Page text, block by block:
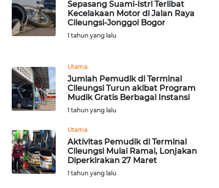
Sepasang Suami-Istri Terlibat
Kecelakaan Motor di Jalan Raya
Cileungsi-Jonggol Bogor
1 tahun yang lalu
Utama
Jumlah Pemudik di Terminal
Cileungsi Turun akibat Program
Mudik Gratis Berbagai Instansi
1 tahun yang lalu
Utama
Aktivitas Pemudik di Terminal
Cileungsi Mulai Ramai, Lonjakan
Diperkirakan 27 Maret
1 tahun yang lalu
WN
TAPANULI
WN
TANJUNG
LESUNG
WN
WN
SIMALUNGUN